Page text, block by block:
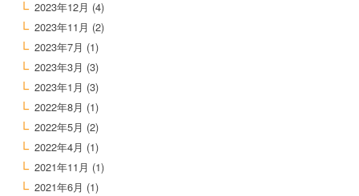
2023年12月 (4)
2023年11月 (2)
2023年7月 (1)
2023年3月 (3)
2023年1月 (3)
2022年8月 (1)
2022年5月 (2)
2022年4月 (1)
2021年11月 (1)
2021年6月 (1)